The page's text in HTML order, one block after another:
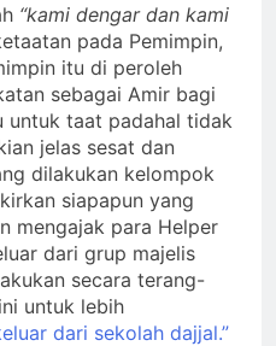
“kami dengar dan kami
pada Pemimpin,
itu di peroleh
sebagai Amir bagi
untuk taat padahal tidak
jelas sesat dan
dilakukan kelompok
siapapun yang
mengajak para Helper
dari grup majelis
secara terang-
untuk lebih
dari sekolah dajjal.”